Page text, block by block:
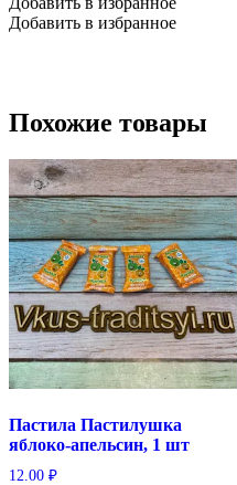
Добавить в избранное
Похожие товары
Пастила Пастилушка
яблоко-апельсин, 1 шт
12.00 ₽